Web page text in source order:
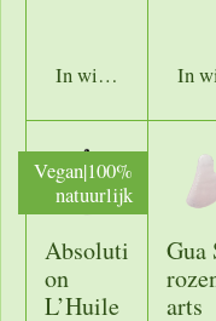
In winkelwagenIn
Vegan|100%
natuurlijk
Absoluti
on
L’Huile
Gua
arts